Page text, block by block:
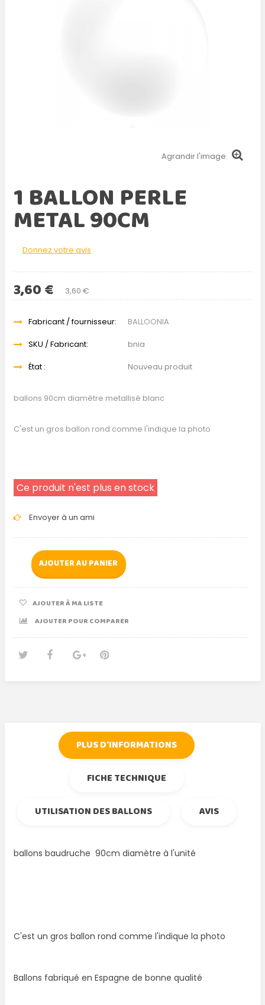
Agrandir l'image
1 BALLON PERLE
METAL 90CM
Donnez votre avis
3,60 €
3,60 €
Fabricant / fournisseur:
BALLOONIA
SKU / Fabricant:
bnia
État :
Nouveau produit
ballons 90cm diamètre metallisé blanc
C'est un gros ballon rond comme l'indique la photo
Ce produit n'est plus en stock
Envoyer à un ami
AJOUTER AU PANIER
AJOUTER À MA LISTE
AJOUTER POUR COMPARER
PLUS D'INFORMATIONS
FICHE TECHNIQUE
UTILISATION DES BALLONS
AVIS
ballons baudruche 90cm diamètre à l'unité
C'est un gros ballon rond comme l'indique la photo
Ballons fabriqué en Espagne de bonne qualité